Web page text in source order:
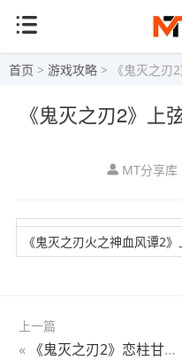
首页 > 游戏攻略 > 《鬼灭之刃
《鬼灭之刃2》上
MT分享库
《鬼灭之刃火之神血风谭2
上一篇
« 《鬼灭之刃2》恋柱甘露寺蜜璃全技能演示